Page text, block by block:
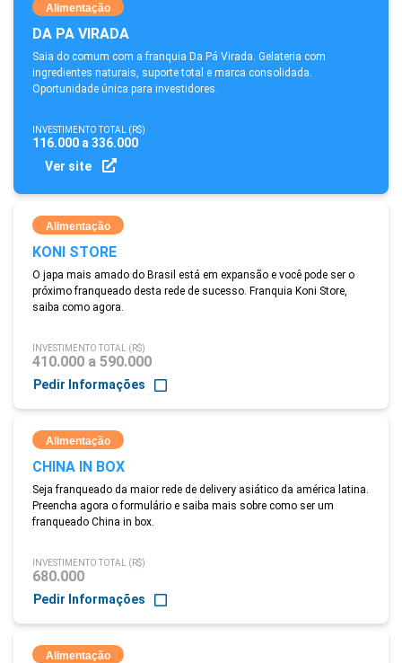
Alimentação
DA PA VIRADA
Saia do comum com a franquia Da Pá Virada. Gelateria com
ingredientes naturais, suporte total e marca consolidada.
Oportunidade única para investidores.
INVESTIMENTO TOTAL (R$)
116.000 a 336.000
Ver site
Alimentação
KONI STORE
O japa mais amado do Brasil está em expansão e você pode ser o
próximo franqueado desta rede de sucesso. Franquia Koni Store,
saiba como agora.
INVESTIMENTO TOTAL (R$)
410.000 a 590.000
Pedir Informações
Alimentação
CHINA IN BOX
Seja franqueado da maior rede de delivery asiático da américa latina.
Preencha agora o formulário e saiba mais sobre como ser um
franqueado China in box.
INVESTIMENTO TOTAL (R$)
680.000
Pedir Informações
Alimentação